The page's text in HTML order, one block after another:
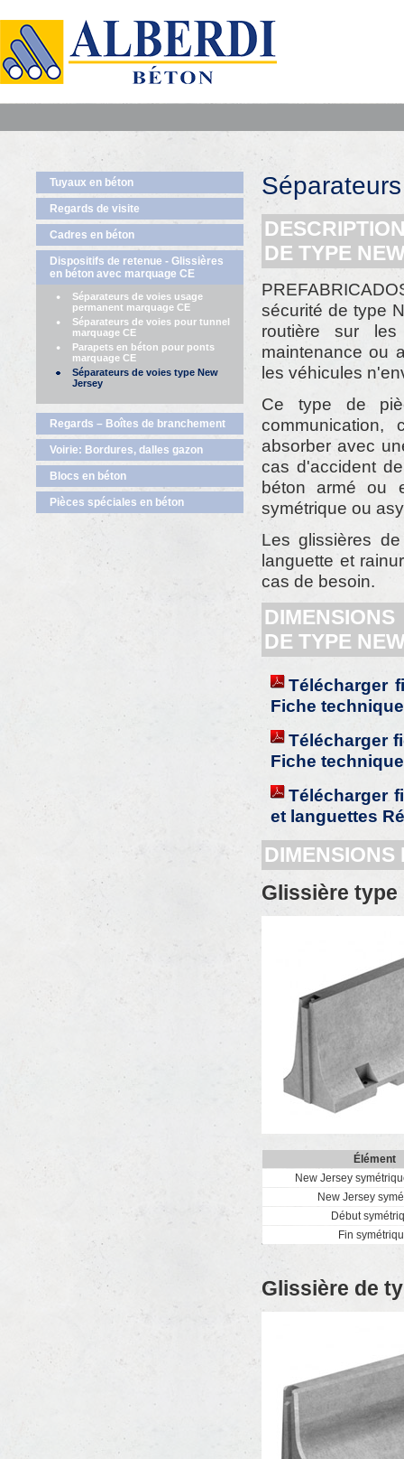
Tuyaux en béton
Regards de visite
Cadres en béton
Dispositifs de retenue - Glissières
en béton avec marquage CE
Séparateurs de voies usage
permanent marquage CE
Séparateurs de voies pour tunnel
marquage CE
Parapets en béton pour ponts
marquage CE
Séparateurs de voies type New
Jersey
Regards – Boîtes de branchement
Voirie: Bordures, dalles gazon
Blocs en béton
Pièces spéciales en béton
DE TYPE
sécurité de type
routière sur
maintenance ou
les véhicules
Ce type de
absorber avec
cas d'accident
béton armé ou
symétrique ou
Les glissières
languette et
cas de besoin.
DE TYPE
Télécharger
Fiche
Télécharger
Fiche
Télécharger
et languettes
Glissière type
Élément
New Jersey
New Jersey
Début
Fin
Glissière de